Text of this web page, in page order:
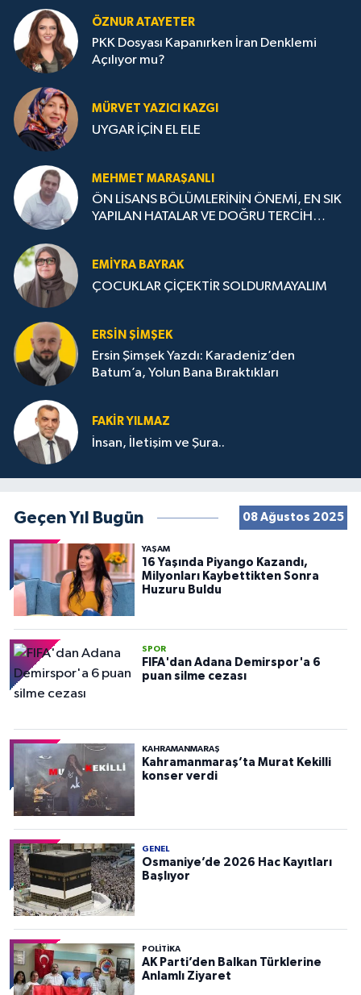
ÖZNUR ATAYETER
PKK Dosyası Kapanırken İran Denklemi
Açılıyor mu?
MÜRVET YAZICI KAZGI
UYGAR İÇİN EL ELE
MEHMET MARAŞANLI
ÖN LİSANS BÖLÜMLERİNİN ÖNEMİ, EN SIK
YAPILAN HATALAR VE DOĞRU TERCİH
EMIYRA BAYRAK
ÇOCUKLAR ÇİÇEKTİR SOLDURMAYALIM
ERSIN ŞIMŞEK
Ersin Şimşek Yazdı: Karadeniz’den
Batum’a, Yolun Bana Bıraktıkları
FAKIR YILMAZ
İnsan, İletişim ve Şura..
Geçen Yıl Bugün 08 Ağustos 2025
YAŞAM
16 Yaşında Piyango Kazandı,
Milyonları Kaybettikten Sonra
Huzuru Buldu
SPOR
FIFA'dan Adana Demirspor'a 6
puan silme cezası
KAHRAMANMARAŞ
Kahramanmaraş’ta Murat Kekilli
konser verdi
GENEL
Osmaniye’de 2026 Hac Kayıtları
Başlıyor
POLITIKA
AK Parti’den Balkan Türklerine
Anlamlı Ziyaret